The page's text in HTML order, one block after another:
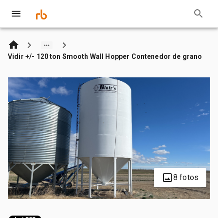
Vidir +/- 120 ton Smooth Wall Hopper Contenedor de grano
8 fotos